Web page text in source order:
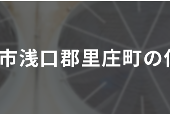
ン 浅口郡里庄町の